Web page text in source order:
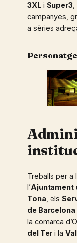
3XL i Super3
campanyes,
a sèries
Treballs per a
l’Ajuntament
Tona , els
de Barcelona
la comarca
del Ter i la